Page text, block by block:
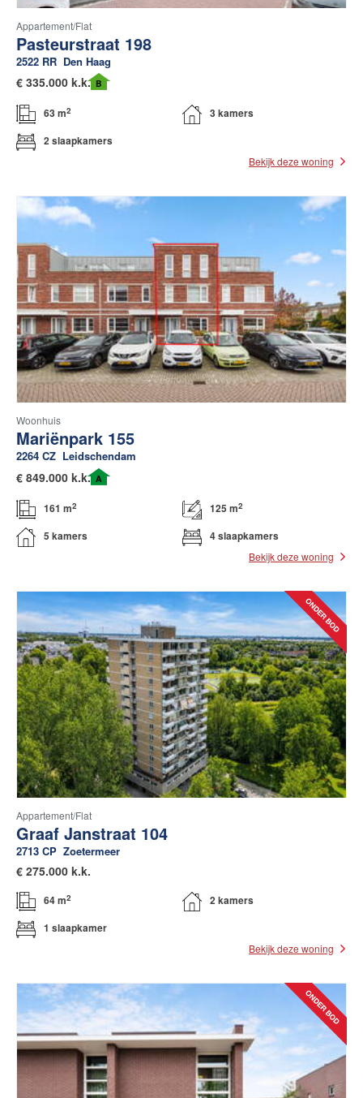
Appartement/flat
Pasteurstraat 198
2522 RR Den Haag
€ 335.000 k.k. B
63 m2
3 kamers
2 slaapkamers
Bekijk deze woning
Woonhuis
Mariënpark 155
2264 CZ Leidschendam
€ 849.000 k.k. A
161 m2 125 m2
5 kamers 4 slaapkamers
Bekijk deze woning
Appartement/flat
Graaf Janstraat 104
2713 CP Zoetermeer
€ 275.000 k.k.
64 m2
2 kamers
1 slaapkamer
Bekijk deze woning